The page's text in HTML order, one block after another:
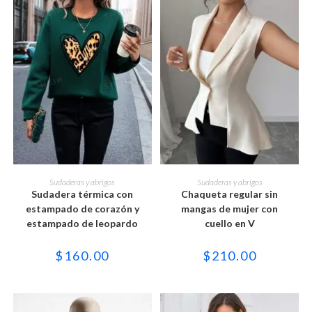
producto
producto
SELECCIONAR OPCIONES
Este
producto
tiene
múltiples
variantes.
opciones
elegir
de
producto
Sudaderas y abrigos
Sudadera térmica con
estampado de corazón y
estampado de leopardo
$ 160.00
SELECCIONAR OPCIONES
Este
producto
tiene
múltiples
variantes.
opciones
elegir
de
producto
Sudaderas y abrigos
Chaqueta regular sin
mangas de mujer con
cuello en V
$210.00